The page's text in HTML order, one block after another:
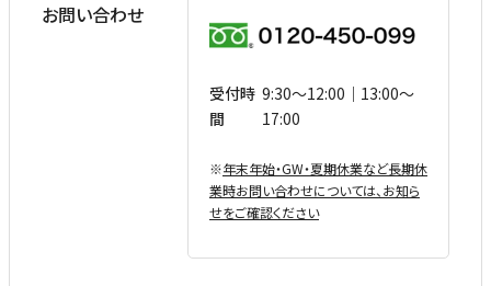
お問い合わせ
受付時
間
9:30〜12:00｜13:00〜
17:00
※年末年始・GW・夏期休業など⻑期休
業時お問い合わせについては、お知ら
せをご確認ください